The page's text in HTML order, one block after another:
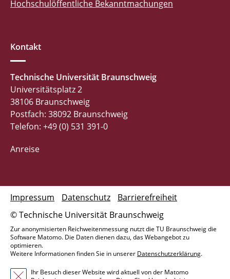
Hochschulöffentliche Bekanntmachungen
Kontakt
Technische Universität Braunschweig
Universitätsplatz 2
38106 Braunschweig
Postfach: 38092 Braunschweig
Telefon: +49 (0) 531 391-0
Anreise
© Technische Universität Braunschweig
Impressum Datenschutz Barrierefreiheit
Zur anonymisierten Reichweitenmessung nutzt die TU Braunschweig die
Software Matomo. Die Daten dienen dazu, das Webangebot zu
optimieren.
Weitere Informationen finden Sie in unserer Datenschutzerklärung.
Ihr Besuch dieser Website wird aktuell von der Matomo